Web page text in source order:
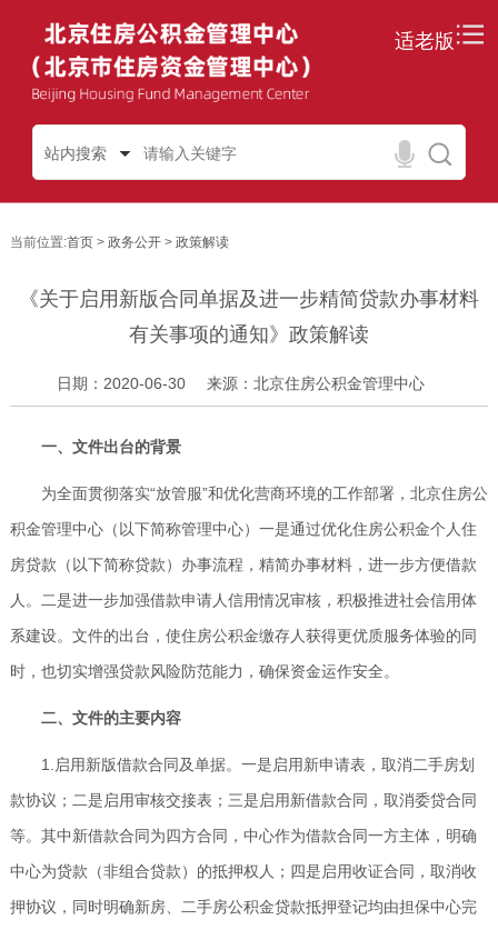
适老版
站内搜索
当前位置:首页> 政务公开> 政策解读
《关于启用新版合同单据及进一步精简贷款办事材料
有关事项的通知》政策解读
日期：2020-06-30 来源：北京住房公积金管理中心
一、文件出台的背景
为全面贯彻落实“放管服”和优化营商环境的工作部署，北京住房公
积金管理中心（以下简称管理中心）一是通过优化住房公积金个人住
房贷款（以下简称贷款）办事流程，精简办事材料，进一步方便借款
人。二是进一步加强借款申请人信用情况审核，积极推进社会信用体
系建设。文件的出台，使住房公积金缴存人获得更优质服务体验的同
时，也切实增强贷款风险防范能力，确保资金运作安全。
二、文件的主要内容
1.启用新版借款合同及单据。一是启用新申请表，取消二手房划
款协议；二是启用审核交接表；三是启用新借款合同，取消委贷合同
等。其中新借款合同为四方合同，中心作为借款合同一方主体，明确
中心为贷款（非组合贷款）的抵押权人；四是启用收证合同，取消收
押协议，同时明确新房、二手房公积金贷款抵押登记均由担保中心完